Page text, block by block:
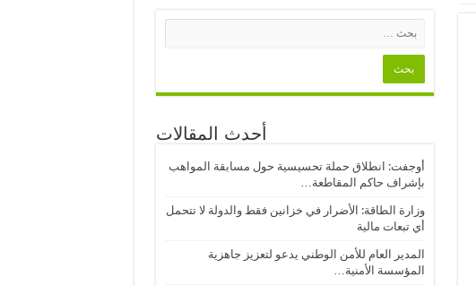
أحدث المقالات
أوجفت: انطلاق حملة تحسيسية حول مسابقة المواهب
بإشراف حاكم المقاطعة…
وزارة الطاقة: الأضرار في خزانين فقط والدولة لا تتحمل
أي تبعات مالية
المدير العام للأمن الوطني يدعو لتعزيز جاهزية
المؤسسة الأمنية…